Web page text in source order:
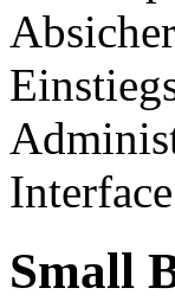
Small